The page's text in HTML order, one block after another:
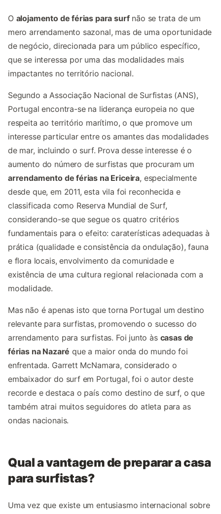
O alojamento de férias para surfnão se trata de um
mero arrendamento sazonal, mas de uma oportunidade
de negócio, direcionada para um público específico,
que se interessa por uma das modalidades mais
impactantes no território nacional.
Segundo a Associação Nacional de Surfistas (ANS),
Portugal encontra-se na liderança europeia no que
respeita ao território marítimo, o que promove um
interesse particular entre os amantes das modalidades
de mar, incluindo o surf. Prova desse interesse é o
aumento do número de surfistas que procuram um
arrendamento de férias na Ericeira, especialmente
desde que, em 2011, esta vila foi reconhecida e
classificada como Reserva Mundial de Surf,
considerando-se que segue os quatro critérios
fundamentais para o efeito: caraterísticas adequadas à
prática (qualidade e consistência da ondulação), fauna
e flora locais, envolvimento da comunidade e
existência de uma cultura regional relacionada com a
modalidade.
Mas não é apenas isto que torna Portugal um destino
relevante para surfistas, promovendo o sucesso do
arrendamento para surfistas. Foi junto às casas de
férias na Nazaré que a maior onda do mundo foi
enfrentada. Garrett McNamara, considerado o
embaixador do surf em Portugal, foi o autor deste
recorde e destaca o país como destino de surf, o que
também atrai muitos seguidores do atleta para as
ondas nacionais.
Qual a vantagem de preparar a casa
para surfistas?
Uma vez que existe um entusiasmo internacional sobre